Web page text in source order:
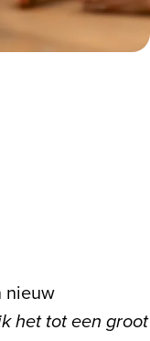
nieuw
het tot een groot